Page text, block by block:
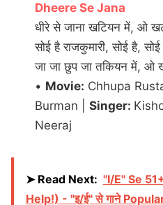
Dheere Se Jana
धीरे से जाना खटियन में, ओ
सोई है राजकुमारी, सोई है,
जा जा छुप जा तकियन में, ओ
• Movie: Chhupa
Burman | Singer:
Neeraj
➤ Read Next: "I/E" Se
Help!) - "इ/ई" से गाने